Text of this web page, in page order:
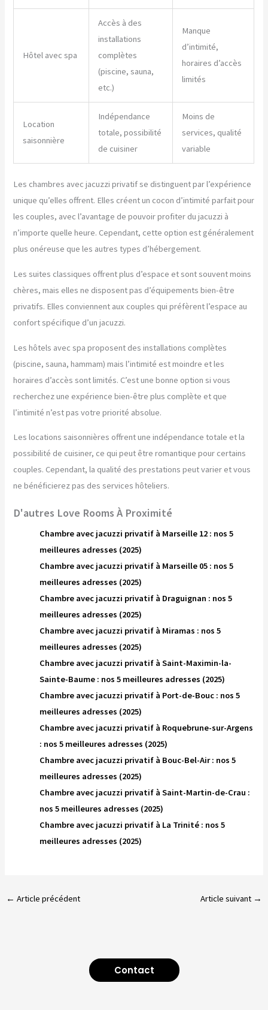
Hôtel avec spa
Accès à des
installations
complètes
(piscine, sauna,
etc.)
Manque
d’intimité,
horaires d’accès
limités
Location
saisonnière
Indépendance
totale, possibilité
de cuisiner
Moins de
services, qualité
variable
Les chambres avec jacuzzi privatif se distinguent par l’expérience
unique qu’elles offrent. Elles créent un cocon d’intimité parfait pour
les couples, avec l’avantage de pouvoir profiter du jacuzzi à
n’importe quelle heure. Cependant, cette option est généralement
plus onéreuse que les autres types d’hébergement.
Les suites classiques offrent plus d’espace et sont souvent moins
chères, mais elles ne disposent pas d’équipements bien-être
privatifs. Elles conviennent aux couples qui préfèrent l’espace au
confort spécifique d’un jacuzzi.
Les hôtels avec spa proposent des installations complètes
(piscine, sauna, hammam) mais l’intimité est moindre et les
horaires d’accès sont limités. C’est une bonne option si vous
recherchez une expérience bien-être plus complète et que
l’intimité n’est pas votre priorité absolue.
Les locations saisonnières offrent une indépendance totale et la
possibilité de cuisiner, ce qui peut être romantique pour certains
couples. Cependant, la qualité des prestations peut varier et vous
ne bénéficierez pas des services hôteliers.
D'autres Love Rooms À Proximité
Chambre avec jacuzzi privatif à Marseille 12 : nos 5
meilleures adresses (2025)
Chambre avec jacuzzi privatif à Marseille 05 : nos 5
meilleures adresses (2025)
Chambre avec jacuzzi privatif à Draguignan : nos 5
meilleures adresses (2025)
Chambre avec jacuzzi privatif à Miramas : nos 5
meilleures adresses (2025)
Chambre avec jacuzzi privatif à Saint-Maximin-la-
Sainte-Baume : nos 5 meilleures adresses (2025)
Chambre avec jacuzzi privatif à Port-de-Bouc : nos 5
meilleures adresses (2025)
Chambre avec jacuzzi privatif à Roquebrune-sur-Argens
: nos 5 meilleures adresses (2025)
Chambre avec jacuzzi privatif à Bouc-Bel-Air : nos 5
meilleures adresses (2025)
Chambre avec jacuzzi privatif à Saint-Martin-de-Crau :
nos 5 meilleures adresses (2025)
Chambre avec jacuzzi privatif à La Trinité : nos 5
meilleures adresses (2025)
← Article précédent Article suivant →
Contact